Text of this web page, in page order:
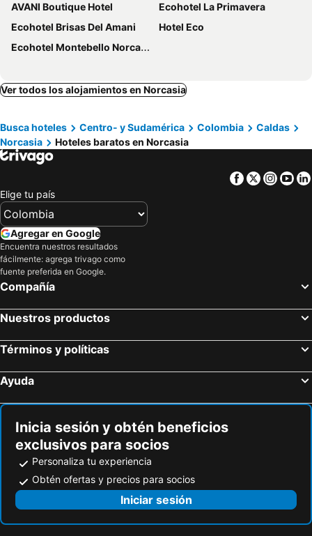
AVANI Boutique Hotel
Ecohotel La Primavera
Ecohotel Brisas Del Amani
Hotel Eco
Ecohotel Montebello Norcasia Caldas
Ver todos los alojamientos en Norcasia
Busca hoteles Centro- y Sudamérica Colombia
Caldas
Norcasia
Hoteles baratos en Norcasia
Facebook
Twitter
Elige tu país
Agregar en Google
Encuentra nuestros resultados
fácilmente: agrega trivago como
fuente preferida en Google.
Compañía
Nuestros productos
Términos y políticas
Ayuda
Inicia sesión y obtén beneficios
exclusivos para socios
Personaliza tu experiencia
Obtén ofertas y precios para socios
Iniciar sesión